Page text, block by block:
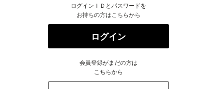
ログインＩＤとパスワードを
お持ちの方はこちらから
ログイン
会員登録がまだの方は
こちらから